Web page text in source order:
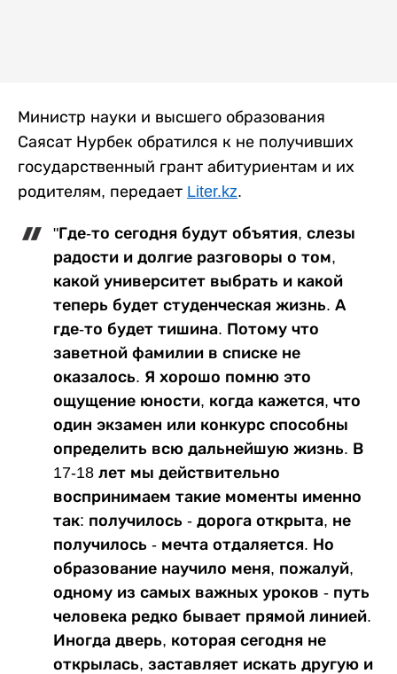
Министр науки и высшего образования
Саясат Нурбек обратился к не получивших
государственный грант абитуриентам и их
родителям, передает Liter.kz.
"Где-то сегодня будут объятия, слезы
радости и долгие разговоры о том,
какой университет выбрать и какой
теперь будет студенческая жизнь. А
где-то будет тишина. Потому что
заветной фамилии в списке не
оказалось. Я хорошо помню это
ощущение юности, когда кажется, что
один экзамен или конкурс способны
определить всю дальнейшую жизнь. В
17-18 лет мы действительно
воспринимаем такие моменты именно
так: получилось - дорога открыта, не
получилось - мечта отдаляется. Но
образование научило меня, пожалуй,
одному из самых важных уроков - путь
человека редко бывает прямой линией.
Иногда дверь, которая сегодня не
открылась, заставляет искать другую и